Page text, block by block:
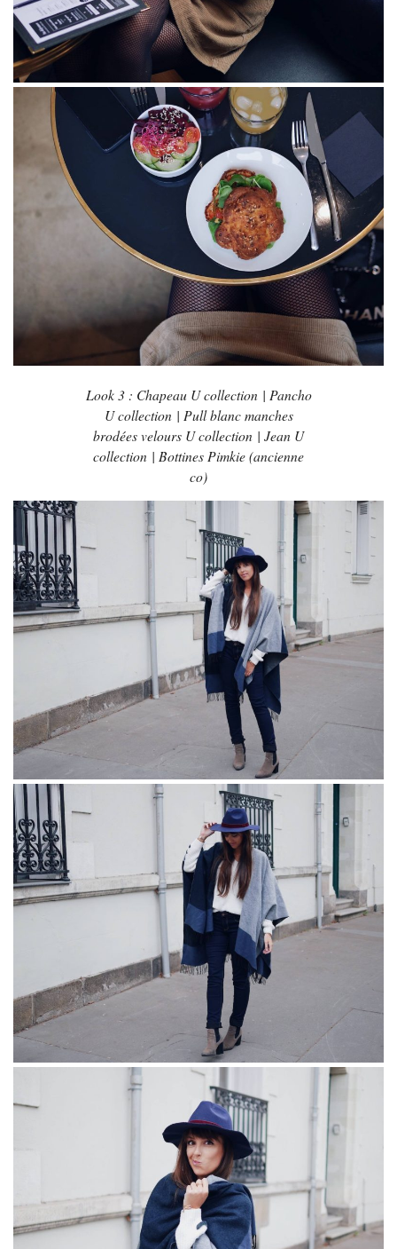
Look 3 : Chapeau U collection | Pancho
U collection | Pull blanc manches
brodées velours U collection | Jean U
collection | Bottines Pimkie (ancienne
co)